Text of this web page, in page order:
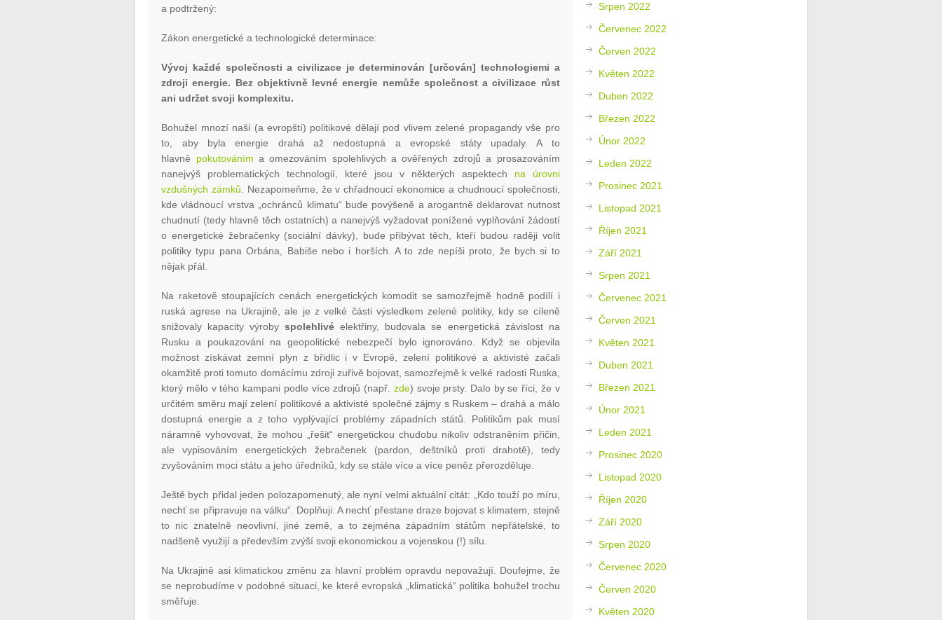
a podtržený:
Zákon energetické a technologické determinace:
Vývoj každé společnosti a civilizace je determinován[určován] technologiemi a
zdroji energie. Bez objektivně levné energie nemůže společnost a civilizace růst
ani udržet svoji komplexitu.
Bohužel mnozí naši (a evropští) politikové dělají pod vlivem zelené propagandy vše pro
to, aby byla energie drahá až nedostupná a evropské státy upadaly. A to
hlavně pokutováním a omezováním spolehlivých a ověřených zdrojů a prosazováním
nanejvýš problematických technologií, které jsou v některých aspektech na úrovni
vzdušných zámků . Nezapomeňme, že v chřadnoucí ekonomice a chudnoucí společnosti,
kde vládnoucí vrstva „ochránců klimatu“ bude povýšeně a arogantně deklarovat nutnost
chudnutí (tedy hlavně těch ostatních) a nanejvýš vyžadovat ponížené vyplňování žádostí
o energetické žebračenky (sociální dávky), bude přibývat těch, kteří budou raději volit
politiky typu pana Orbána, Babiše nebo i horších. A to zde nepíši proto, že bych si to
nějak přál.
Na raketově stoupajících cenách energetických komodit se samozřejmě hodně podílí i
ruská agrese na Ukrajině, ale je z velké části výsledkem zelené politiky, kdy se cíleně
snižovaly kapacity výrobyspolehlivé elektřiny, budovala se energetická závislost na
Rusku a poukazování na geopolitické nebezpečí bylo ignorováno. Když se objevila
možnost získávat zemní plyn z břidlic i v Evropě, zelení politikové a aktivisté začali
okamžitě proti tomuto domácímu zdroji zuřivě bojovat, samozřejmě k velké radosti Ruska,
který mělo v tého kampani podle více zdrojů (např. zde) svoje prsty. Dalo by se říci, že v
určitém směru mají zelení politikové a aktivisté společné zájmy s Ruskem – drahá a málo
dostupná energie a z toho vyplývající problémy západních států. Politikům pak musí
náramně vyhovovat, že mohou „řešit“ energetickou chudobu nikoliv odstraněním přičin,
ale vypisováním energetických žebračenek (pardon, deštníků proti drahotě), tedy
zvyšováním moci státu a jeho úředníků, kdy se stále více a více peněz přerozděluje.
Ještě bych přidal jeden polozapomenutý, ale nyní velmi aktuální citát: „Kdo touží po míru,
nechť se připravuje na válku“. Doplňuji: A nechť přestane draze bojovat s klimatem, stejně
to nic znatelně neovlivní, jiné země, a to zejména západním státům nepřátelské, to
nadšeně využijí a především zvýší svoji ekonomickou a vojenskou (!) sílu.
Na Ukrajině asi klimatickou změnu za hlavní problém opravdu nepovažují. Doufejme, že
se neprobudíme v podobné situaci, ke které evropská „klimatická“ politika bohužel trochu
směřuje.
Srpen 2022
Červenec 2022
Červen 2022
Květen 2022
Duben 2022
Březen 2022
Únor 2022
Leden 2022
Prosinec 2021
Listopad 2021
Říjen 2021
Září 2021
Srpen 2021
Červenec 2021
Červen 2021
Květen 2021
Duben 2021
Březen 2021
Únor 2021
Leden 2021
Prosinec 2020
Listopad 2020
Říjen 2020
Září 2020
Srpen 2020
Červenec 2020
Červen 2020
Květen 2020